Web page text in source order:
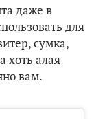
даже в
для
сумка,
хоть алая
вам.